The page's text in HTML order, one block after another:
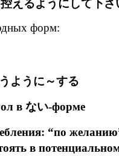
えるようにして下さ
форм:
ように～する
в ない-форме
“по
в